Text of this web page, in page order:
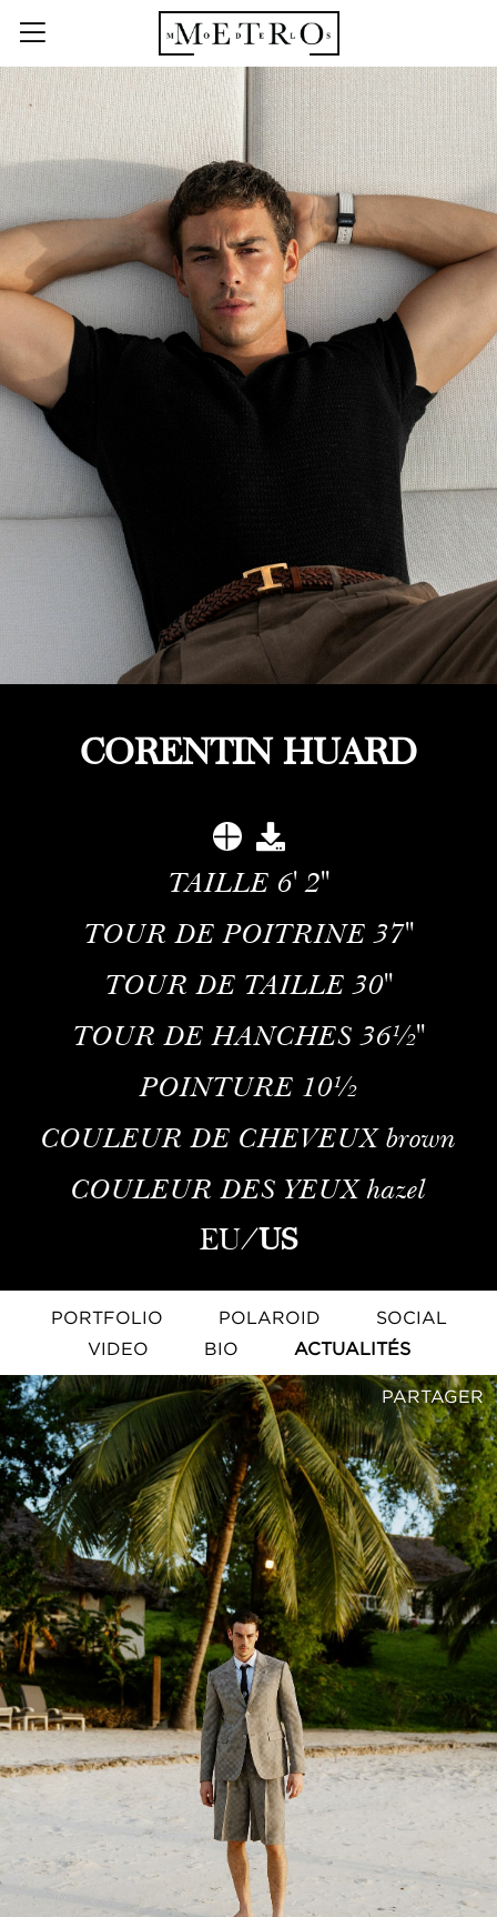
CORENTIN HUARD
TAILLE 6' 2''
TOUR DE POITRINE 37''
TOUR DE TAILLE 30''
TOUR DE HANCHES36½''
POINTURE 10½
COULEUR DE CHEVEUXbrown
COULEUR DES YEUXhazel
EU/US
PORTFOLIO POLAROID
SOCIAL
VIDEO
BIO ACTUALITÉS
PARTAGER